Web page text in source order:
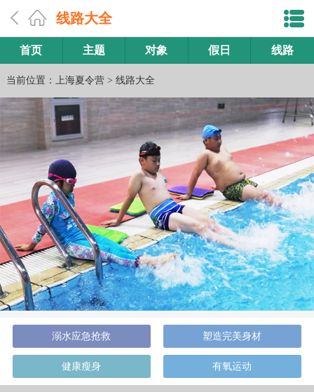
线路大全
首页 主题 对象 假日 线路
当前位置： 上海夏令营> 线路大全
溺水应急抢救 塑造完美身材
健康瘦身 有氧运动